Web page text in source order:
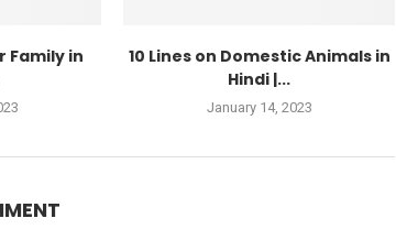
Family in
10 Lines on Domestic Animals in
Hindi |...
January 14, 2023